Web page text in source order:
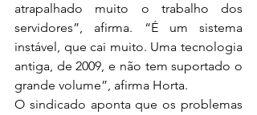
atrapalhado muito o trabalho dos
servidores”, afirma. “É um sistema
instável, que cai muito. Uma tecnologia
antiga, de 2009, e não tem suportado o
grande volume”, afirma Horta.
O sindicado aponta que os problemas